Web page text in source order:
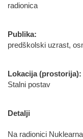
radionica
Publika:
predškolski uzrast,
Lokacija (prostorija):
Stalni postav
Detalji
Na radionici